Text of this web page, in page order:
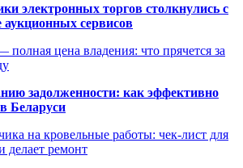
электронных торгов столкнулись с
аукционных сервисов
полная цена владения: что прячется за
задолженности: как эффективно
Беларуси
на кровельные работы: чек-лист для
делает ремонт